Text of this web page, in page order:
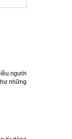
người
những